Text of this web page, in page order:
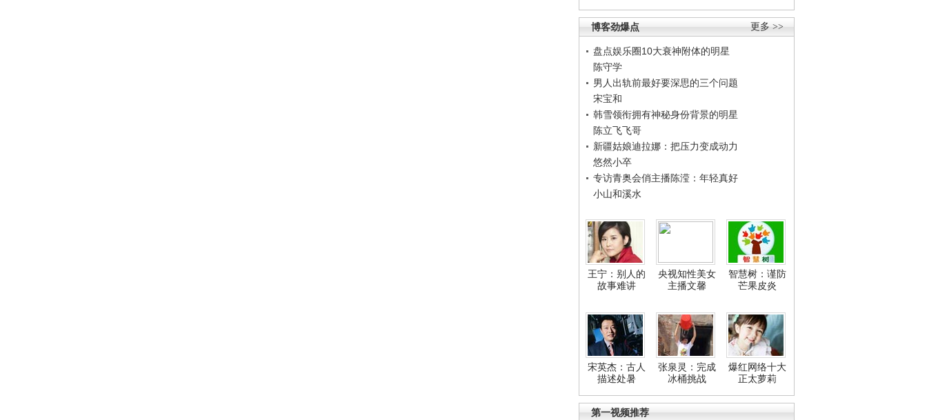
更多 >>
博客劲爆点
盘点娱乐圈10大衰神附体的明星
陈守学
男人出轨前最好要深思的三个问题
宋宝和
韩雪领衔拥有神秘身份背景的明星
陈立飞飞哥
新疆姑娘迪拉娜：把压力变成动力
悠然小卒
专访青奥会俏主播陈滢：年轻真好
小山和溪水
王宁：别人的
故事难讲
央视知性美女
主播文馨
智慧树：谨防
芒果皮炎
宋英杰：古人
描述处暑
张泉灵：完成
冰桶挑战
爆红网络十大
正太萝莉
第一视频推荐